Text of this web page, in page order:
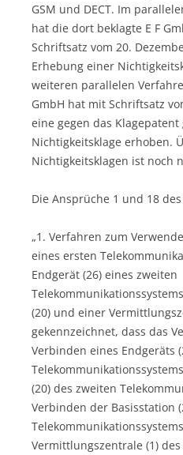
GSM und DECT. Im
hat die dort beklagte E F
Schriftsatz vom 20.
Erhebung einer
weiteren parallelen
GmbH hat mit Schriftsatz
eine gegen das
Nichtigkeitsklage erhoben.
Nichtigkeitsklagen ist noch
Die Ansprüche 1 und 18
„1. Verfahren zum
eines ersten
Endgerät (26) eines zweiten
(20) und einer
gekennzeichnet, dass das
Verbinden eines Endgeräts
(20) des zweiten
Verbinden der Basisstation
Vermittlungszentrale (1)